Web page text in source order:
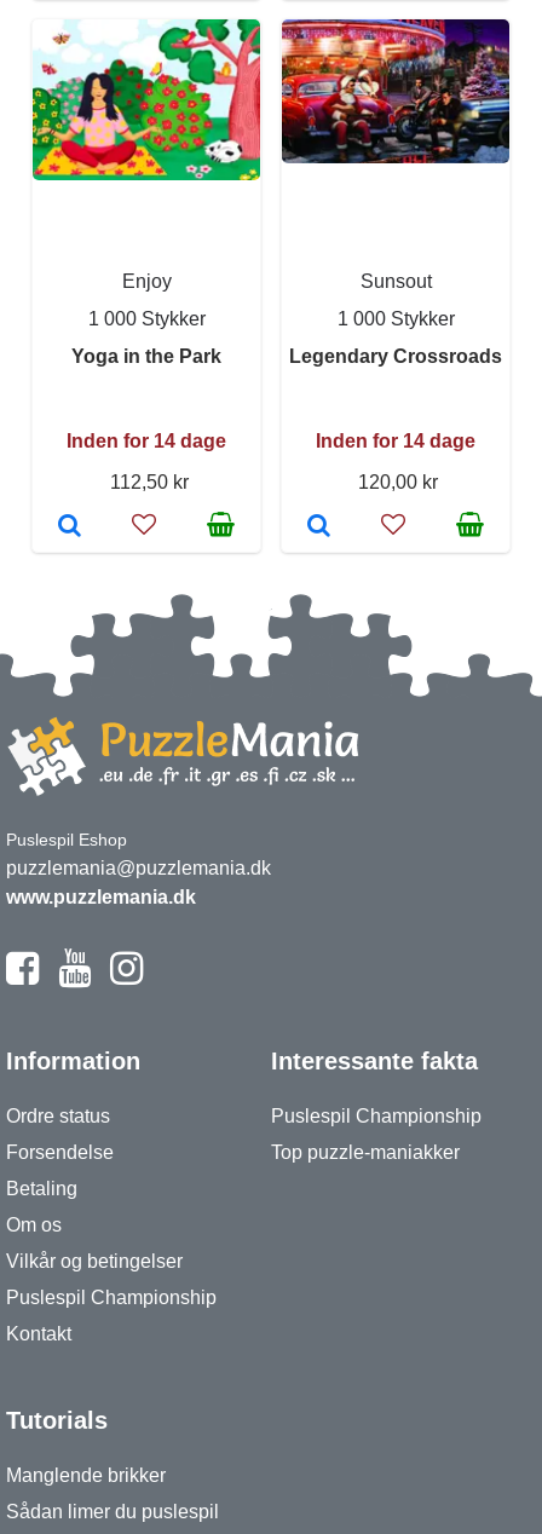
Enjoy
1 000 Stykker
Yoga in the Park
Inden for 14 dage
112,50 kr
Sunsout
1 000 Stykker
Legendary Crossroads
Inden for 14 dage
120,00 kr
Puslespil Eshop
puzzlemania@puzzlemania.dk
www.puzzlemania.dk
Information
Ordre status
Forsendelse
Betaling
Om os
Vilkår og betingelser
Puslespil Championship
Kontakt
Interessante fakta
Puslespil Championship
Top puzzle-maniakker
Tutorials
Manglende brikker
Sådan limer du puslespil